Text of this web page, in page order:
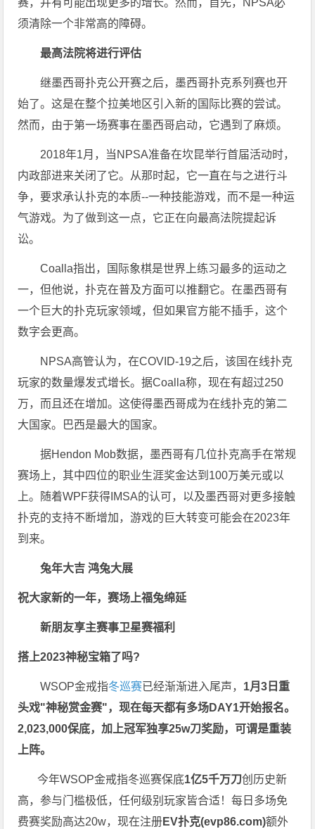
须清除一个非常高的障碍。
最高法院将进行评估
继墨西哥扑克公开赛之后，墨西哥扑克系列赛也开
始了。这是在整个拉美地区引入新的国际比赛的尝试。
然而，由于第一场赛事在墨西哥启动，它遇到了麻烦。
2018年1月，当NPSA准备在坎昆举行首届活动时，
内政部进来关闭了它。从那时起，它一直在与之进行斗
争，要求承认扑克的本质--一种技能游戏，而不是一种运
气游戏。为了做到这一点，它正在向最高法院提起诉
讼。
Coalla指出，国际象棋是世界上练习最多的运动之
一，但他说，扑克在普及方面可以推翻它。在墨西哥有
一个巨大的扑克玩家领域，但如果官方能不插手，这个
数字会更高。
NPSA高管认为，在COVID-19之后，该国在线扑克
玩家的数量爆发式增长。据Coalla称，现在有超过250
万，而且还在增加。这使得墨西哥成为在线扑克的第二
大国家。巴西是最大的国家。
据Hendon Mob数据，墨西哥有几位扑克高手在常规
赛场上，其中四位的职业生涯奖金达到100万美元或以
上。随着WPF获得IMSA的认可，以及墨西哥对更多接触
扑克的支持不断增加，游戏的巨大转变可能会在2023年
到来。
兔年大吉 鸿兔大展
祝大家新的一年，赛场上福兔绵延
新朋友享主赛事卫星赛福利
搭上2023神秘宝箱了吗?
WSOP金戒指冬巡赛已经渐渐进入尾声， 1月3日重
头戏"神秘赏金赛"，现在每天都有多场DAY1开始报名。
2,023,000保底，加上冠军独享25w刀奖励，可谓是重装
上阵。
今年WSOP金戒指冬巡赛保底1亿5千万刀创历史新
高，参与门槛极低，任何级别玩家皆合适！每日多场免
费赛奖励高达20w，现在注册EV扑克(evp86.com)额外